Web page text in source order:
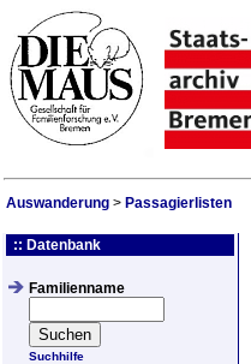
Auswanderung > Passagierlisten
:: Datenbank
Familienname
Suchhilfe